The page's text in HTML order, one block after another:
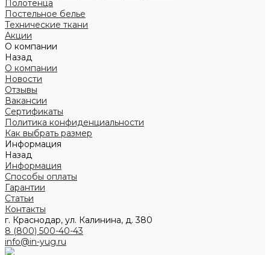
Полотенца
Постельное белье
Технические ткани
Акции
О компании
Назад
О компании
Новости
Отзывы
Вакансии
Сертификаты
Политика конфиденциальности
Как выбрать размер
Информация
Назад
Информация
Способы оплаты
Гарантии
Статьи
Контакты
г. Краснодар, ул. Калинина, д. 380
8 (800) 500-40-43
info@in-yug.ru